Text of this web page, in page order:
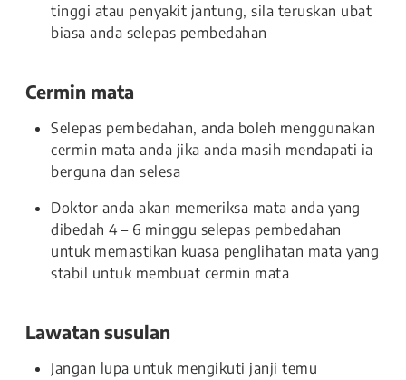
tinggi atau penyakit jantung, sila teruskan ubat
biasa anda selepas pembedahan
Cermin mata
Selepas pembedahan, anda boleh menggunakan
cermin mata anda jika anda masih mendapati ia
berguna dan selesa
Doktor anda akan memeriksa mata anda yang
dibedah 4 – 6 minggu selepas pembedahan
untuk memastikan kuasa penglihatan mata yang
stabil untuk membuat cermin mata
Lawatan susulan
Jangan lupa untuk mengikuti janji temu